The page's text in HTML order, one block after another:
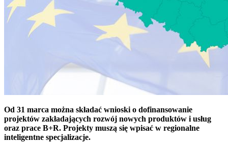
Od 31 marca można składać wnioski o dofinansowanie
projektów zakładających rozwój nowych produktów i usług
oraz prace B+R. Projekty muszą się wpisać w regionalne
inteligentne specjalizacje.